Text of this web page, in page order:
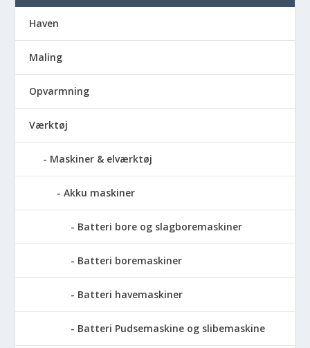
Haven
Maling
Opvarmning
Værktøj
Maskiner & elværktøj
Akku maskiner
Batteri bore og slagboremaskiner
Batteri boremaskiner
Batteri havemaskiner
Batteri Pudsemaskine og slibemaskine